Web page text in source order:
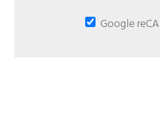
Google